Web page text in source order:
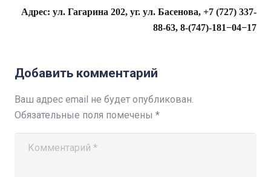
Адрес: ул. Гагарина 202, уг. ул. Басенова, +7 (727) 337-
88-63, 8-(747)-181−04−17
Добавить комментарий
Ваш адрес email не будет опубликован.
Обязательные поля помечены *